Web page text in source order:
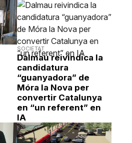
SOCIETAT
Dalmau reivindica la
candidatura
“guanyadora” de
Móra la Nova per
convertir Catalunya
en “un referent” en
IA